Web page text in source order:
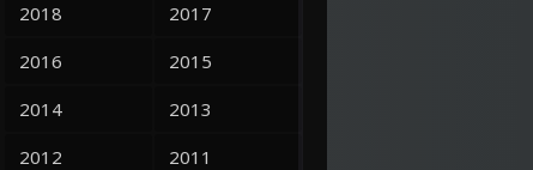
2018
2017
2016
2015
2014
2013
2012
2011